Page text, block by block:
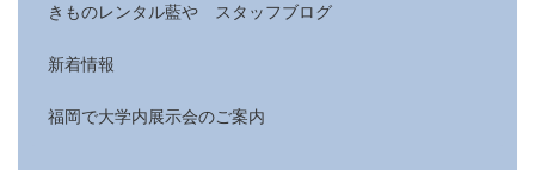
きものレンタル藍や スタッフブログ
新着情報
福岡で大学内展示会のご案内